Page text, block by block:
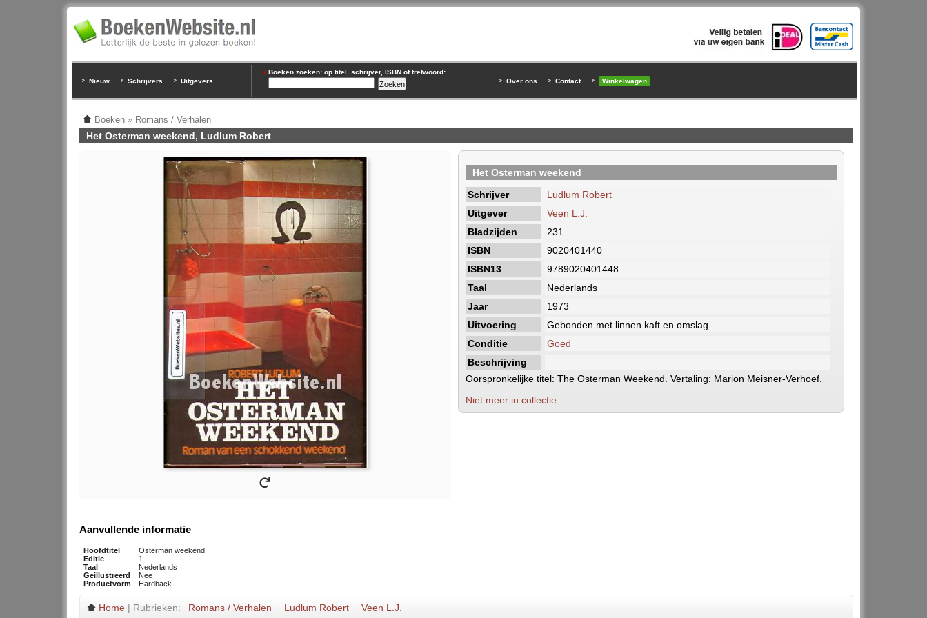
Nieuw Schrijvers Uitgevers
Boeken zoeken: op titel, schrijver, ISBN of trefwoord:
Over ons
Contact Winkelwagen
Boeken » Romans / Verhalen
Het Osterman weekend, Ludlum Robert
Het Osterman weekend
Schrijver
Ludlum Robert
Uitgever
Veen L.J.
Bladzijden
231
ISBN
9020401440
ISBN13
9789020401448
Taal
Nederlands
Jaar
1973
Uitvoering
Gebonden met linnen kaft en omslag
Conditie
Goed
Beschrijving
Oorspronkelijke titel: The Osterman Weekend. Vertaling: Marion Meisner-Verhoef.
Niet meer in collectie
Aanvullende informatie
Hoofdtitel
Osterman weekend
Editie
1
Taal
Nederlands
Geillustreerd
Nee
Productvorm
Hardback
Home | Rubrieken: Romans / Verhalen Ludlum Robert Veen L.J.